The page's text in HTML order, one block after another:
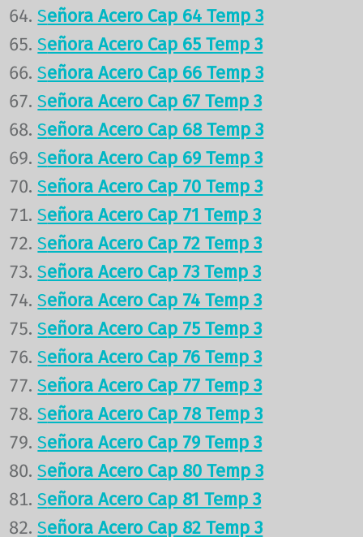
Señora Acero Cap 64 Temp 3
Señora Acero Cap 65 Temp 3
Señora Acero Cap 66 Temp 3
Señora Acero Cap 67 Temp 3
Señora Acero Cap 68 Temp 3
Señora Acero Cap 69 Temp 3
Señora Acero Cap 70 Temp 3
Señora Acero Cap 71 Temp 3
Señora Acero Cap 72 Temp 3
Señora Acero Cap 73 Temp 3
Señora Acero Cap 74 Temp 3
Señora Acero Cap 75 Temp 3
Señora Acero Cap 76 Temp 3
Señora Acero Cap 77 Temp 3
Señora Acero Cap 78 Temp 3
Señora Acero Cap 79 Temp 3
Señora Acero Cap 80 Temp 3
Señora Acero Cap 81 Temp 3
Señora Acero Cap 82 Temp 3